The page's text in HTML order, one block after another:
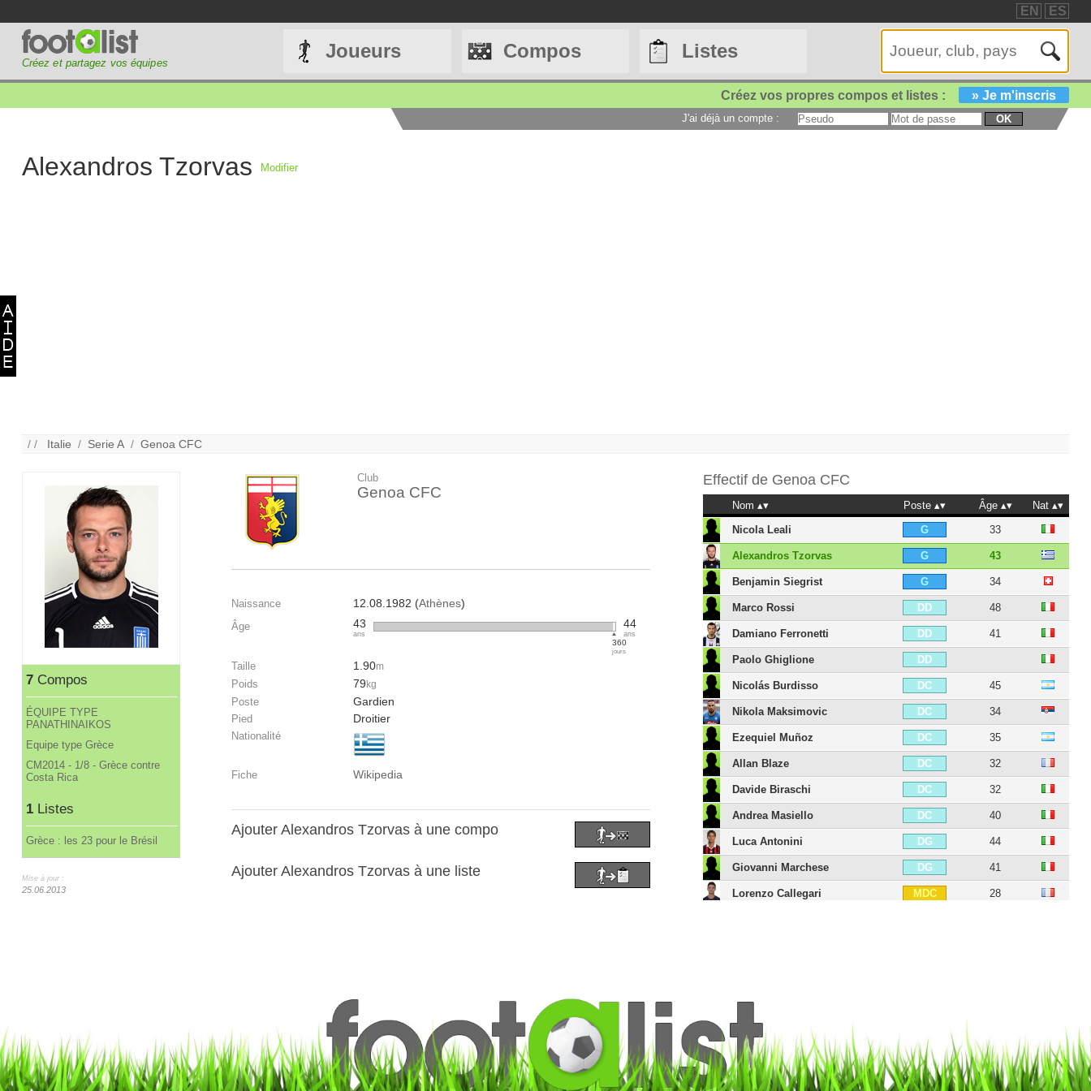
EN ES
Créez et partagez vos équipes
Joueurs Compos Listes
Créez vos propres compos et listes : » Je m'inscris
J'ai déjà un compte : OK
Alexandros Tzorvas Modifier
/ / Italie / Serie A /Genoa CFC
7Compos
ÉQUIPE TYPE
PANATHINAIKOS
Equipe type Grèce
CM2014 - 1/8 - Grèce contre
Costa Rica
1Listes
Grèce : les 23 pour le Brésil
Mise à jour :
25.06.2013
Club
Genoa CFC
Naissance 12.08.1982 (Athènes)
Âge 43
ans
360
jours
44
ans
Taille 1.90m
Poids 79 kg
Poste Gardien
Pied Droitier
Nationalité
Fiche Wikipedia
Ajouter Alexandros Tzorvas à une compo
Ajouter Alexandros Tzorvas à une liste
Effectif de Genoa CFC
Nom Poste Âge
Nat
Nicola Leali
G 33
Alexandros Tzorvas G 43
Benjamin Siegrist G 34
Marco Rossi DD 48
Damiano Ferronetti DD 41
Paolo Ghiglione DD
Nicolás Burdisso DC 45
Nikola Maksimovic DC 34
Ezequiel Muñoz DC 35
Allan Blaze DC 32
Davide Biraschi DC 32
Andrea Masiello DC 40
Luca Antonini DG 44
Giovanni Marchese DG 41
Lorenzo Callegari MDC 28
Rodney Strasser
Kevin Strootman MC 36
Milan Badelj MC 37